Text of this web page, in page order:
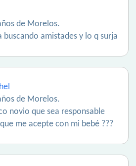
de Morelos.
buscando amistades y lo q surja
de Morelos.
novio que sea responsable
me acepte con mi bebé ???